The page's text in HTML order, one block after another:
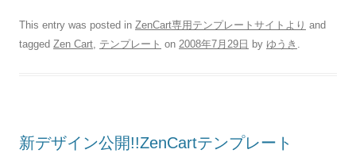
This entry was posted in ZenCart専用テンプレートサイトより and
tagged Zen Cart, テンプレート on 2008年7月29日 by ゆうき .
新デザイン公開!!ZenCartテンプレート